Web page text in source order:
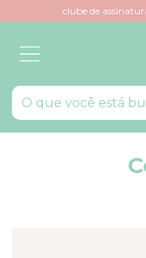
clube de